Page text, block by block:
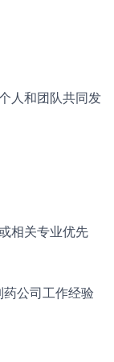
人和团队共同发
相关专业优先
公司工作经验